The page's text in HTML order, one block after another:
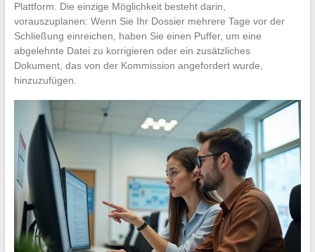
Plattform. Die einzige Möglichkeit besteht darin,
vorauszuplanen: Wenn Sie Ihr Dossier mehrere Tage vor der
Schließung einreichen, haben Sie einen Puffer, um eine
abgelehnte Datei zu korrigieren oder ein zusätzliches
Dokument, das von der Kommission angefordert wurde,
hinzuzufügen.